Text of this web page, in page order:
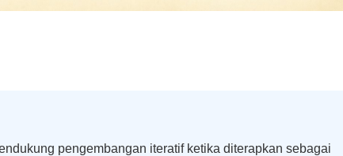
pengembangan iteratif ketika diterapkan sebagai